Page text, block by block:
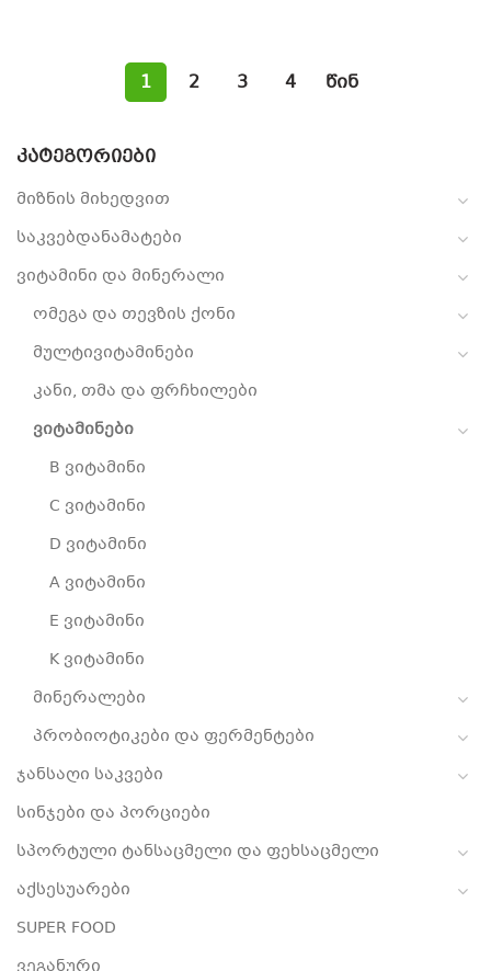
ᲙᲐᲢᲔᲒᲝᲠᲘᲔᲑᲘ
მიზნის მიხედვით
საკვებდანამატები
ვიტამინი და მინერალი
ომეგა და თევზის ქონი
მულტივიტამინები
კანი, თმა და ფრჩხილები
ვიტამინები
B ვიტამინი
C ვიტამინი
D ვიტამინი
A ვიტამინი
E ვიტამინი
K ვიტამინი
მინერალები
პრობიოტიკები და ფერმენტები
ჯანსაღი საკვები
სინჯები და პორციები
სპორტული ტანსაცმელი და ფეხსაცმელი
აქსესუარები
SUPER FOOD
1 2 3 4 წინ